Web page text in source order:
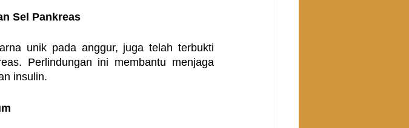
Sel Pankreas
unik pada anggur, juga telah terbukti
Perlindungan ini membantu menjaga
insulin.